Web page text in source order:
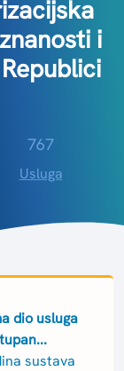
i
767
Usluga
dio usluga
sustava